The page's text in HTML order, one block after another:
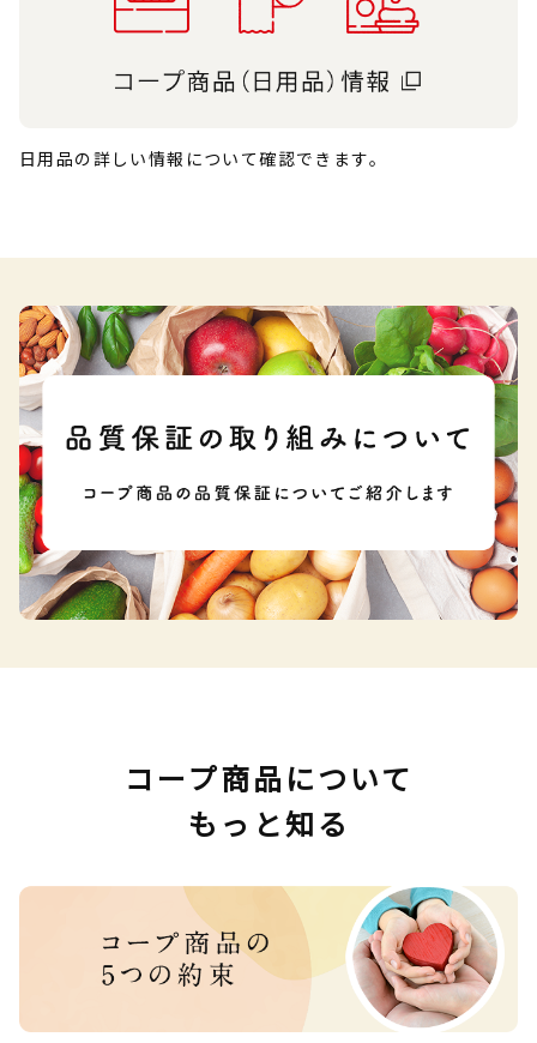
日用品の詳しい情報について確認できます。
コープ商品について
もっと知る